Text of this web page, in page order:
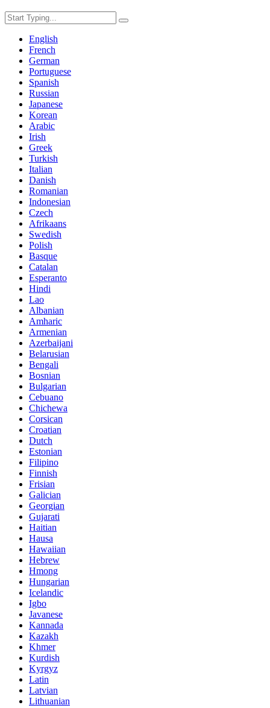
English
French
German
Portuguese
Spanish
Russian
Japanese
Korean
Arabic
Irish
Greek
Turkish
Italian
Danish
Romanian
Indonesian
Czech
Afrikaans
Swedish
Polish
Basque
Catalan
Esperanto
Hindi
Lao
Albanian
Amharic
Armenian
Azerbaijani
Belarusian
Bengali
Bosnian
Bulgarian
Cebuano
Chichewa
Corsican
Croatian
Dutch
Estonian
Filipino
Finnish
Frisian
Galician
Georgian
Gujarati
Haitian
Hausa
Hawaiian
Hebrew
Hmong
Hungarian
Icelandic
Igbo
Javanese
Kannada
Kazakh
Khmer
Kurdish
Kyrgyz
Latin
Latvian
Lithuanian